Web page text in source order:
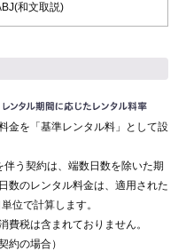
和文取説)
金を「基準レンタル料」として設
う契約は、端数日数を除いた期
数のレンタル料金は、適用された
位で計算します。
税は含まれておりません。
約の場合）